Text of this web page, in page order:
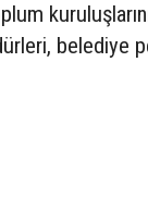
belediye